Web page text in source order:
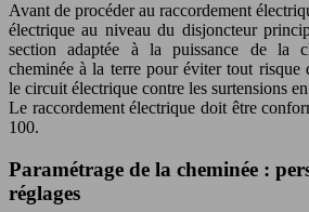
Avant de procéder au raccordement
électrique au niveau du disjoncteur
section adaptée à la puissance de la
cheminée à la terre pour éviter tout risque
le circuit électrique contre les surtensions
Le raccordement électrique doit être
100.
Paramétrage de la cheminée :
réglages